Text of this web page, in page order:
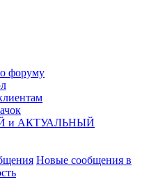
форуму
и АКТУАЛЬНЫЙ
Новые сообщения в